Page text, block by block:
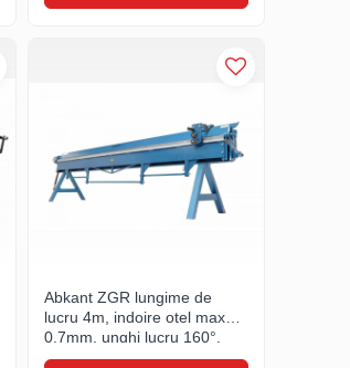
Abkant ZGR lungime de
lucru 4m, indoire otel max
0.7mm, unghi lucru 160°,
700kg.